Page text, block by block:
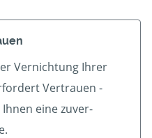
Vern­ichtung Ihrer
Vertrauen -
eine zu­ver­